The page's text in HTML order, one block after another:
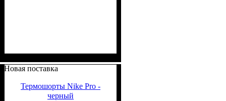
Новая поставка
Термошорты Nike Pro -
черный